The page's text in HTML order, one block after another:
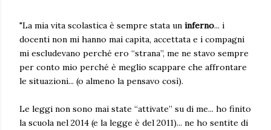
"La mia vita scolastica è sempre stata un inferno... i
docenti non mi hanno mai capita, accettata e i compagni
mi escludevano perché ero “strana”, me ne stavo sempre
per conto mio perché è meglio scappare che affrontare
le situazioni... (o almeno la pensavo così).
Le leggi non sono mai state “attivate” su di me... ho finito
la scuola nel 2014 (e la legge è del 2011)... ne ho sentite di